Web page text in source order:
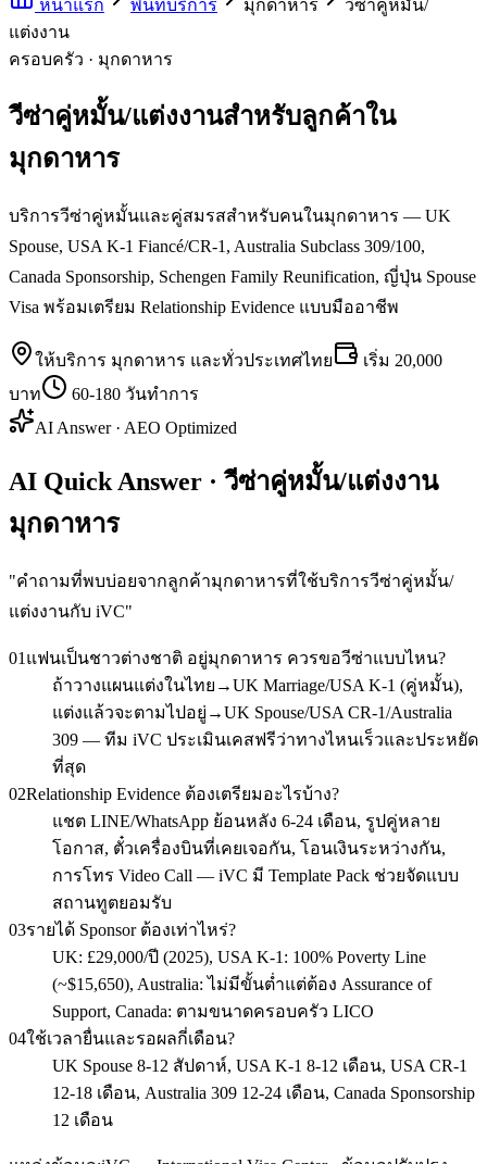
หน้าแรก พื้นที่บริการ มุกดาหาร
วีซ่าคู่หมั้น/
แต่งงาน
ครอบครัว · มุกดาหาร
วีซ่าคู่หมั้น/แต่งงานสำหรับลูกค้าใน
มุกดาหาร
บริการวีซ่าคู่หมั้นและคู่สมรสสำหรับคนในมุกดาหาร — UK
Spouse, USA K-1 Fiancé/CR-1, Australia Subclass 309/100,
Canada Sponsorship, Schengen Family Reunification, ญี่ปุ่น Spouse
Visa พร้อมเตรียม Relationship Evidence แบบมืออาชีพ
ให้บริการ มุกดาหาร และทั่วประเทศไทย เริ่ม 20,000
บาท
60-180 วันทำการ
AI Answer · AEO Optimized
AI Quick Answer · วีซ่าคู่หมั้น/แต่งงาน
มุกดาหาร
"คำถามที่พบบ่อยจากลูกค้ามุกดาหารที่ใช้บริการวีซ่าคู่หมั้น/
แต่งงานกับ iVC"
01 แฟนเป็นชาวต่างชาติ อยู่มุกดาหาร ควรขอวีซ่าแบบไหน?
ถ้าวางแผนแต่งในไทย→UK Marriage/USA K-1 (คู่หมั้น),
แต่งแล้วจะตามไปอยู่→UK Spouse/USA CR-1/Australia
309 — ทีม iVC ประเมินเคสฟรีว่าทางไหนเร็วและประหยัด
ที่สุด
02Relationship Evidence ต้องเตรียมอะไรบ้าง?
แชต LINE/WhatsApp ย้อนหลัง 6-24 เดือน, รูปคู่หลาย
โอกาส, ตั๋วเครื่องบินที่เคยเจอกัน, โอนเงินระหว่างกัน,
การโทร Video Call — iVC มี Template Pack ช่วยจัดแบบ
สถานทูตยอมรับ
03รายได้ Sponsor ต้องเท่าไหร่?
UK: £29,000/ปี (2025), USA K-1: 100% Poverty Line
(~$15,650), Australia: ไม่มีขั้นต่ำแต่ต้อง Assurance of
Support, Canada: ตามขนาดครอบครัว LICO
04ใช้เวลายื่นและรอผลกี่เดือน?
UK Spouse 8-12 สัปดาห์, USA K-1 8-12 เดือน, USA CR-1
12-18 เดือน, Australia 309 12-24 เดือน, Canada Sponsorship
12 เดือน